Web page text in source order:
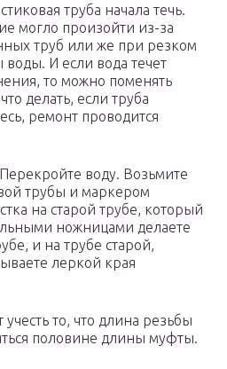
труба начала течь.
могло произойти из-за
труб или же при резком
И если вода течет
то можно поменять
делать, если труба
ремонт проводится
воду. Возьмите
трубы и маркером
на старой трубе, который
ножницами делаете
и на трубе старой,
леркой края
то, что длина резьбы
половине длины муфты.